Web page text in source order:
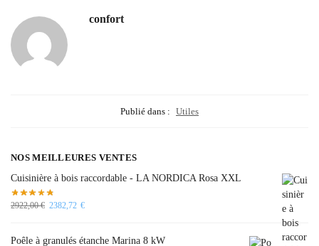
confort
Publié dans : Utiles
NOS MEILLEURES VENTES
Cuisinière à bois raccordable - LA NORDICA Rosa XXL
2922,00€ 2382,72 €
Poêle à granulés étanche Marina 8 kW